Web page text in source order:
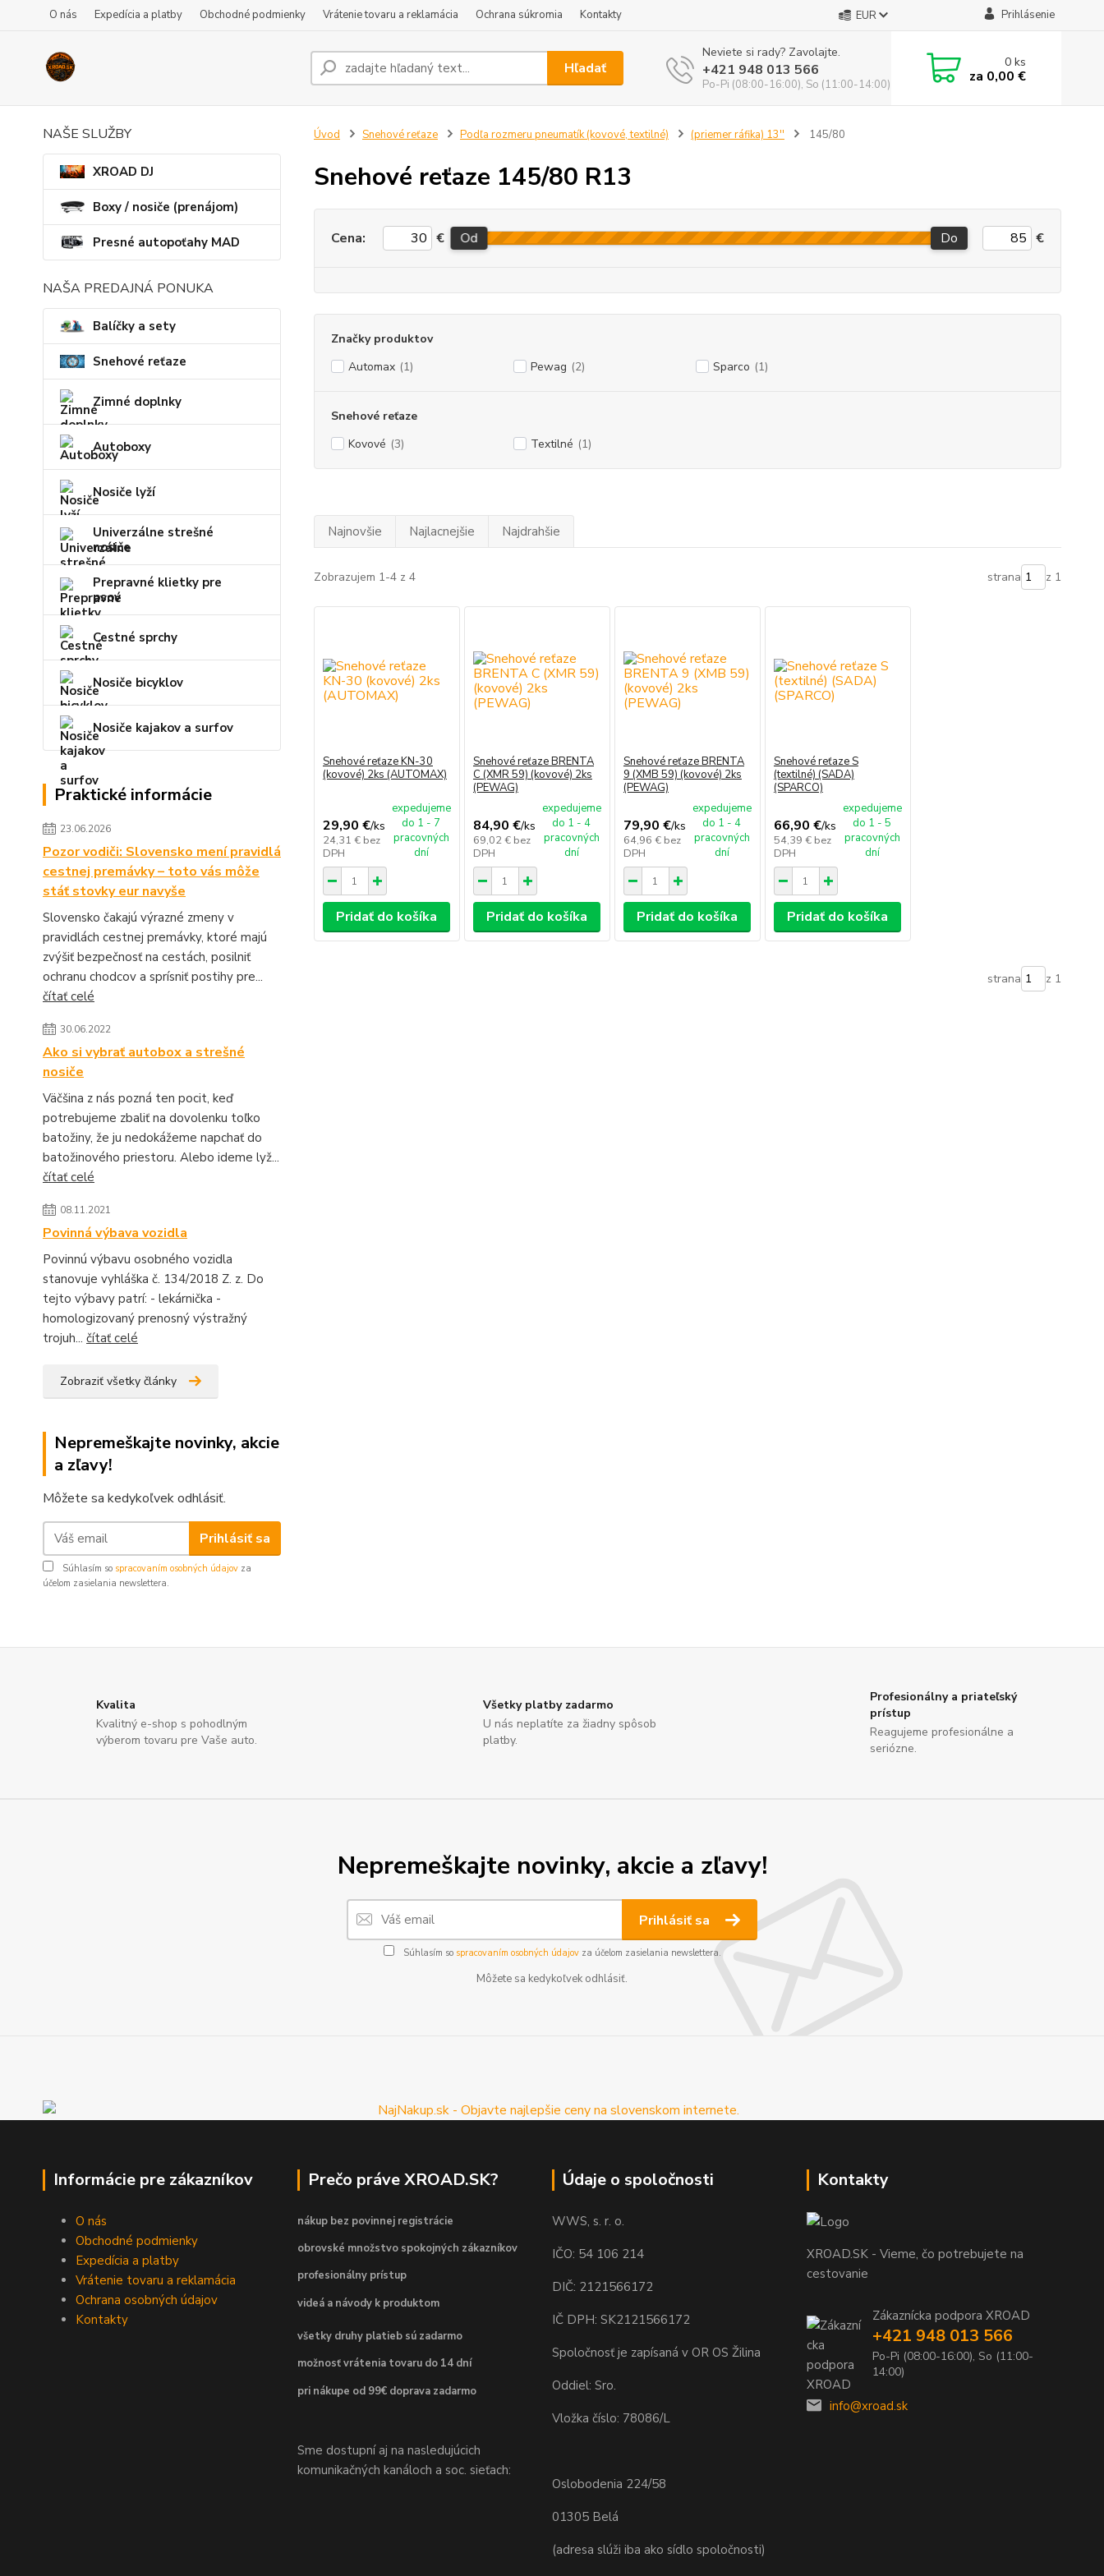
O nás Expedícia a platby Obchodné podmienky Vrátenie tovaru a reklamácia Ochrana súkromia Kontakty EUR Prihlásenie
Hľadať
Neviete si rady? Zavolajte.
+421 948 013 566
Po-Pi (08:00-16:00), So (11:00-14:00)
0ks
za 0,00 €
NAŠE SLUŽBY
XROAD DJ
Boxy / nosiče (prenájom)
Presné autopoťahy MAD
NAŠA PREDAJNÁ PONUKA
Balíčky a sety
Snehové reťaze
Zimné doplnky
Autoboxy
Nosiče lyží
Univerzálne strešné
nosiče
Prepravné klietky pre
psov
Cestné sprchy
Nosiče bicyklov
Nosiče kajakov a surfov
Praktické informácie
23.06.2026
Pozor vodiči: Slovensko mení pravidlá
cestnej premávky – toto vás môže
stáť stovky eur navyše
Slovensko čakajú výrazné zmeny v
pravidlách cestnej premávky, ktoré majú
zvýšiť bezpečnosť na cestách, posilniť
ochranu chodcov a sprísniť postihy pre...
čítať celé
30.06.2022
Ako si vybrať autobox a strešné
nosiče
Väčšina z nás pozná ten pocit, keď
potrebujeme zbaliť na dovolenku toľko
batožiny, že ju nedokážeme napchať do
batožinového priestoru. Alebo ideme lyž...
čítať celé
08.11.2021
Povinná výbava vozidla
Povinnú výbavu osobného vozidla
stanovuje vyhláška č. 134/2018 Z. z. Do
tejto výbavy patrí: - lekárnička -
homologizovaný prenosný výstražný
trojuh... čítať celé
Zobraziť všetky články
Nepremeškajte novinky, akcie
a zľavy!
Môžete sa kedykoľvek odhlásiť.
Prihlásiť sa
Súhlasím so spracovaním osobných údajov za
účelom zasielania newslettera.
Úvod Snehové reťaze Podľa rozmeru pneumatík (kovové, textilné) (priemer ráfika) 13'' 145/80
Snehové reťaze 145/80 R13
Cena: € Od Do €
Značky produktov
Automax (1) Pewag (2) Sparco (1)
Snehové reťaze
Kovové (3) Textilné (1)
Najnovšie Najlacnejšie Najdrahšie
Zobrazujem 1-4 z 4 strana z 1
Snehové reťaze KN-30
(kovové) 2ks (AUTOMAX)
29,90 €/ks
24,31 € bez
DPH
expedujeme
do 1 - 7
pracovných
dní
Pridať do košíka
Snehové reťaze BRENTA
C (XMR 59) (kovové) 2ks
(PEWAG)
84,90 €/ks
69,02 € bez
DPH
expedujeme
do 1 - 4
pracovných
dní
Pridať do košíka
Snehové reťaze BRENTA
9 (XMB 59) (kovové) 2ks
(PEWAG)
79,90 €/ks
64,96 € bez
DPH
expedujeme
do 1 - 4
pracovných
dní
Pridať do košíka
Snehové reťaze S
(textilné) (SADA)
(SPARCO)
66,90 €/ks
54,39 € bez
DPH
expedujeme
do 1 - 5
pracovných
dní
Pridať do košíka
strana z 1
Kvalita
Kvalitný e-shop s pohodlným
výberom tovaru pre Vaše auto.
Všetky platby zadarmo
U nás neplatíte za žiadny spôsob
platby.
Profesionálny a priateľský
prístup
Reagujeme profesionálne a
seriózne.
Nepremeškajte novinky, akcie a zľavy!
Prihlásiť sa
Súhlasím so spracovaním osobných údajovza účelom zasielania newslettera.
Môžete sa kedykoľvek odhlásiť.
Informácie pre zákazníkov
O nás
Obchodné podmienky
Expedícia a platby
Vrátenie tovaru a reklamácia
Ochrana osobných údajov
Kontakty
Prečo práve XROAD.SK?
nákup bez povinnej registrácie
obrovské množstvo spokojných zákazníkov
profesionálny prístup
videá a návody k produktom
všetky druhy platieb sú zadarmo
možnosť vrátenia tovaru do 14 dní
pri nákupe od 99€ doprava zadarmo
Sme dostupní aj na nasledujúcich
komunikačných kanáloch a soc. sieťach:
Údaje o spoločnosti
WWS, s. r. o.
IČO: 54 106 214
DIČ: 2121566172
IČ DPH: SK2121566172
Spoločnosť je zapísaná v OR OS Žilina
Oddiel: Sro.
Vložka číslo: 78086/L
Oslobodenia 224/58
01305 Belá
(adresa slúži iba ako sídlo spoločnosti)
Kontakty
XROAD.SK - Vieme, čo potrebujete na
cestovanie
Zákaznícka podpora XROAD
+421 948 013 566
Po-Pi (08:00-16:00), So (11:00-
14:00)
info@xroad.sk